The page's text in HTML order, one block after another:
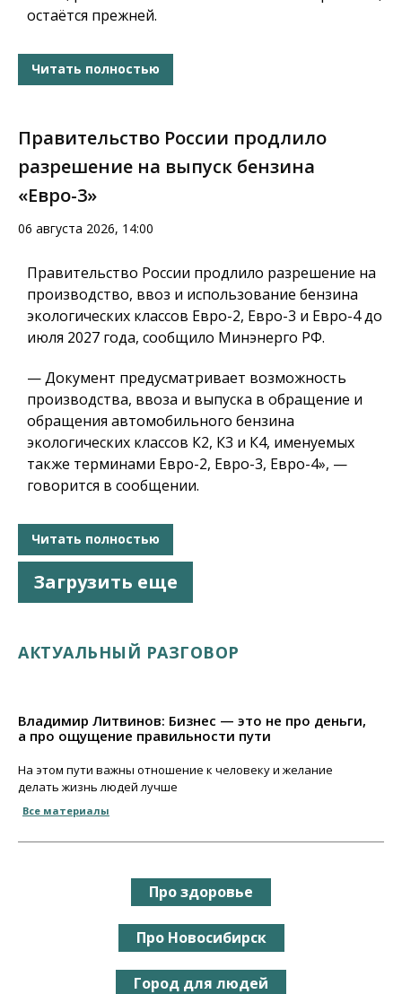
остаётся прежней.
Читать полностью
Правительство России продлило
разрешение на выпуск бензина
«Евро-3»
06 августа 2026, 14:00
Правительство России продлило разрешение на
производство, ввоз и использование бензина
экологических классов Евро-2, Евро-3 и Евро-4 до
июля 2027 года, сообщило Минэнерго РФ.
— Документ предусматривает возможность
производства, ввоза и выпуска в обращение и
обращения автомобильного бензина
экологических классов К2, К3 и К4, именуемых
также терминами Евро-2, Евро-3, Евро-4», —
говорится в сообщении.
Читать полностью
Загрузить еще
АКТУАЛЬНЫЙ РАЗГОВОР
Владимир Литвинов: Бизнес — это не про деньги,
а про ощущение правильности пути
На этом пути важны отношение к человеку и желание
делать жизнь людей лучше
Все материалы
Про здоровье
Про Новосибирск
Город для людей